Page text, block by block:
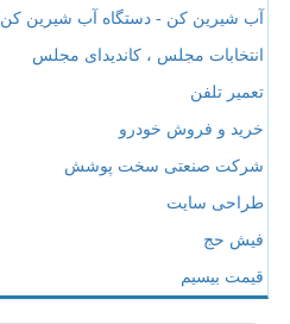
آب شیرین کن - دستگاه آب شیرین کن
انتخابات مجلس ، کاندیدای مجلس
تعمیر تلفن
خرید و فروش خودرو
شرکت صنعتی سخت پوشش
طراحی سایت
فیش حج
قیمت بیسیم